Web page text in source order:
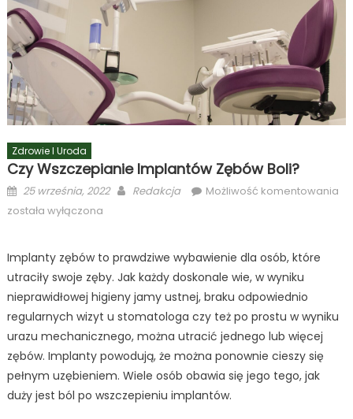
Zdrowie I Uroda
Czy Wszczepianie Implantów Zębów Boli?
Posted
on
25 września, 2022 Author
Redakcja Możliwość komentowania
została wyłączona
Implanty zębów to prawdziwe wybawienie dla osób, które
utraciły swoje zęby. Jak każdy doskonale wie, w wyniku
nieprawidłowej higieny jamy ustnej, braku odpowiednio
regularnych wizyt u stomatologa czy też po prostu w wyniku
urazu mechanicznego, można utracić jednego lub więcej
zębów. Implanty powodują, że można ponownie cieszy się
pełnym uzębieniem. Wiele osób obawia się jego tego, jak
duży jest ból po wszczepieniu implantów.